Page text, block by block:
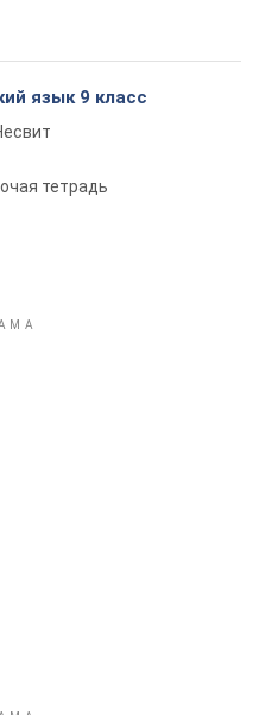
язык 9 класс
тетрадь